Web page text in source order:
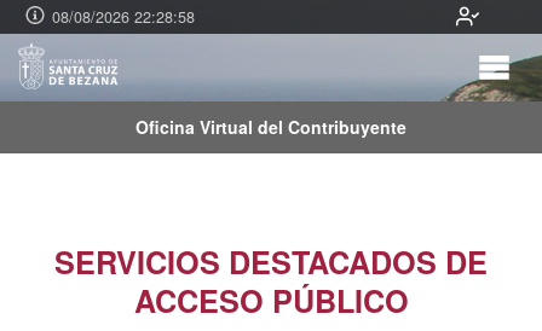
08/08/2026 22:28:59
Oficina Virtual del Contribuyente
SERVICIOS DESTACADOS DE
ACCESO PÚBLICO